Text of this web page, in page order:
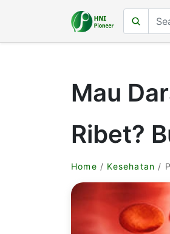
Mau
Ribet?
Home / Kesehatan /